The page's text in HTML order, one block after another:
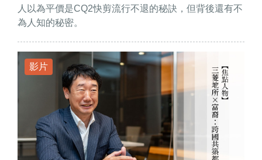
人以為平價是CQ2快剪流行不退的秘訣，但背後還有不
為人知的秘密。
影片